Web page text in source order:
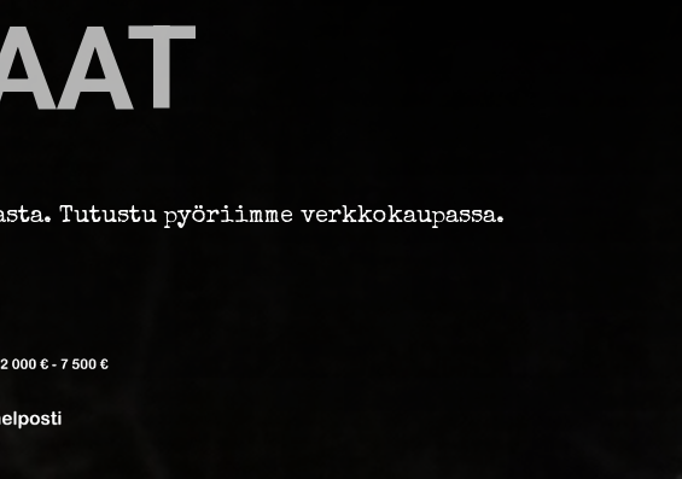
Tutustu pyöriimme verkkokaupassa.